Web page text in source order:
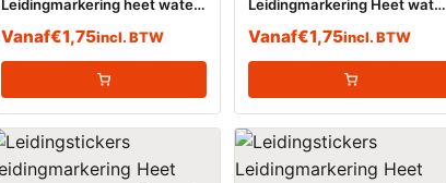
Leidingmarkering heet water
Vanaf€1,75incl. BTW
Leidingmarkering Heet water
Vanaf€1,75incl. BTW